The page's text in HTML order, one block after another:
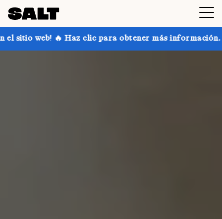
clic para obtener más información. ¡Consigue